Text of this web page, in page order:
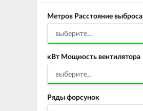
Метров Расстояние выброса
выберите...
кВт Мощность вентилятора
выберите...
Ряды форсунок